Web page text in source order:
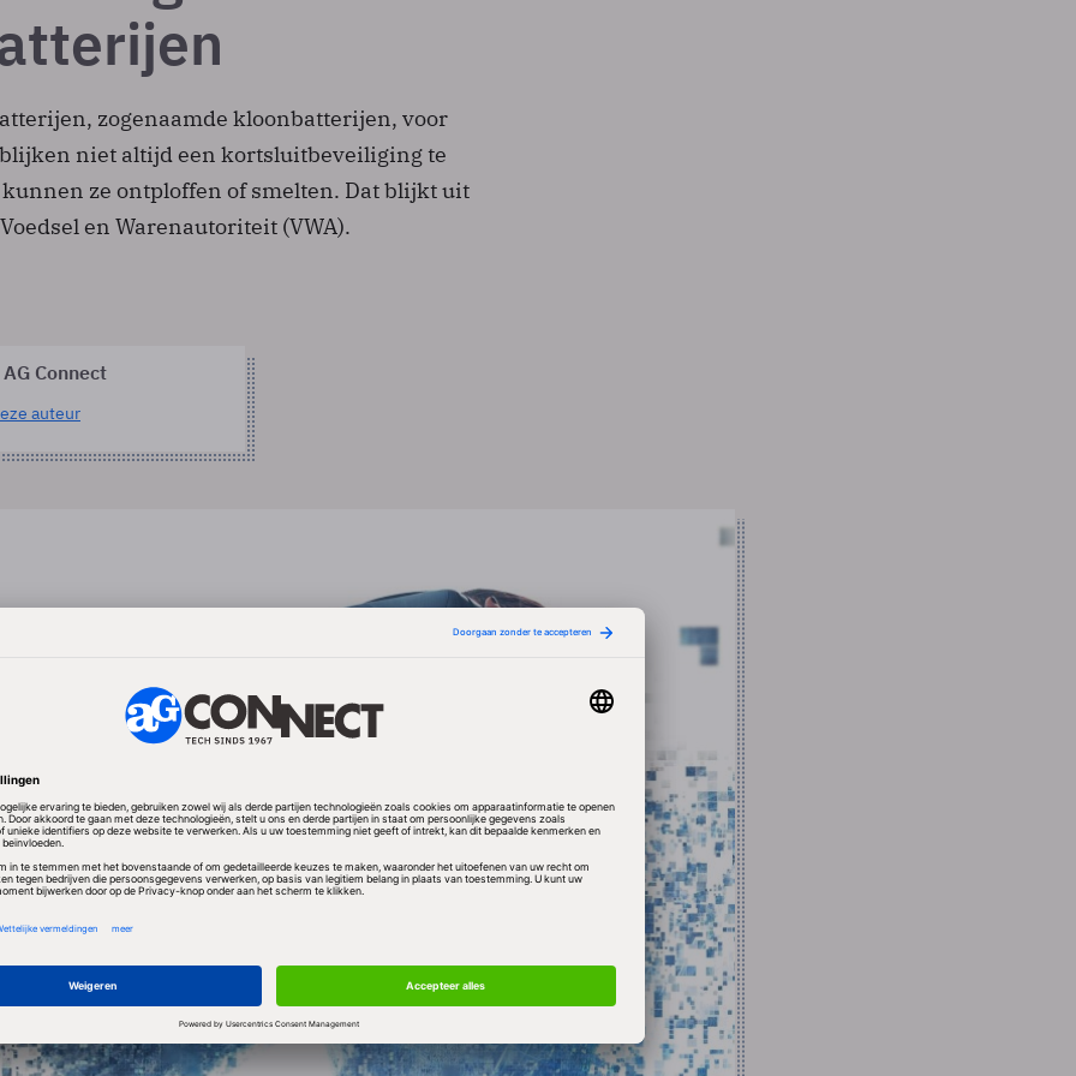
zogenaamde kloonbatterijen, voor
niet altijd een kortsluitbeveiliging te
ze ontploffen of smelten. Dat blijkt uit
en Warenautoriteit (VWA).
Connect
auteur